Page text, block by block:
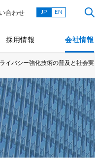
採用情報 会社情報
合わせ JP EN
イバシー強化技術の普及と社会実